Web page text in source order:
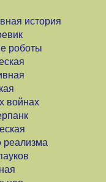
история
роботы
войнах
реализма